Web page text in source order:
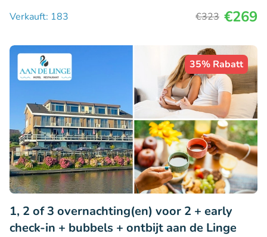
Verkauft: 183
€323 €269
35% Rabatt
1, 2 of 3 overnachting(en) voor 2 + early
check-in + bubbels + ontbijt aan de Linge